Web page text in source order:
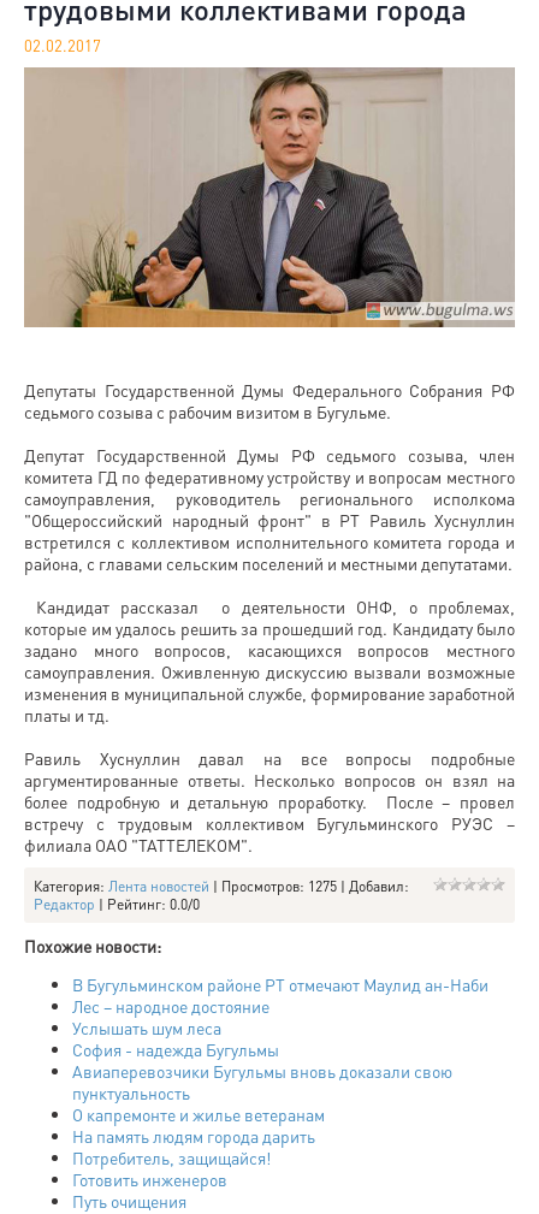
трудовыми коллективами города
02.02.2017
Депутаты Государственной Думы Федерального Собрания РФ
седьмого созыва с рабочим визитом в Бугульме.
Депутат Государственной Думы РФ седьмого созыва, член
комитета ГД по федеративному устройству и вопросам местного
самоуправления, руководитель регионального исполкома
"Общероссийский народный фронт" в РТ Равиль Хуснуллин
встретился с коллективом исполнительного комитета города и
района, с главами сельским поселений и местными депутатами.
Кандидат рассказал о деятельности ОНФ, о проблемах,
которые им удалось решить за прошедший год. Кандидату было
задано много вопросов, касающихся вопросов местного
самоуправления. Оживленную дискуссию вызвали возможные
изменения в муниципальной службе, формирование заработной
платы и тд.
Равиль Хуснуллин давал на все вопросы подробные
аргументированные ответы. Несколько вопросов он взял на
более подробную и детальную проработку. После – провел
встречу с трудовым коллективом Бугульминского РУЭС –
филиала ОАО "ТАТТЕЛЕКОМ".
Категория: Лента новостей | Просмотров: 1275 | Добавил:
Редактор | Рейтинг: 0.0/0
Похожие новости:
В Бугульминском районе РТ отмечают Маулид ан-Наби
Лес – народное достояние
Услышать шум леса
София - надежда Бугульмы
Авиаперевозчики Бугульмы вновь доказали свою
пунктуальность
О капремонте и жилье ветеранам
На память людям города дарить
Потребитель, защищайся!
Готовить инженеров
Путь очищения